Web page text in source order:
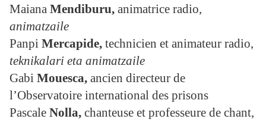
Maiana Mendiburu, animatrice radio,
animatzaile
Panpi Mercapide, technicien et animateur radio,
teknikalari eta animatzaile
Gabi Mouesca, ancien directeur de
l’Observatoire international des prisons
Pascale Nolla, chanteuse et professeure de chant,